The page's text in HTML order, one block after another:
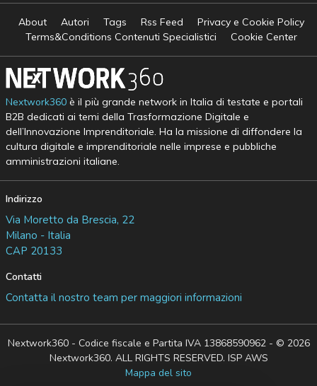
About Autori Tags Rss Feed
Privacy e Cookie Policy
Terms&Conditions Contenuti Specialistici
Cookie Center
Nextwork360è il più grande network in Italia di testate e portali
B2B dedicati ai temi della Trasformazione Digitale e
dell’Innovazione Imprenditoriale. Ha la missione di diffondere la
cultura digitale e imprenditoriale nelle imprese e pubbliche
amministrazioni italiane.
Indirizzo
Via Moretto da Brescia, 22
Milano - Italia
CAP 20133
Contatti
Contatta il nostro team per maggiori informazioni
Nextwork360 - Codice fiscale e Partita IVA 13868590962 - © 2026
Nextwork360. ALL RIGHTS RESERVED. ISP AWS
Mappa del sito